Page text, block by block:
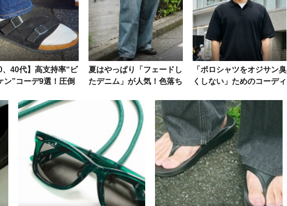
、40代】高支持率“ビ
ン”コーデ9選！圧倒
ン級の男たち
夏はやっぱり「フェードし
たデニム」が人気！色落ち
たちの愛用品を拝見
「ポロシャツをオジサン臭
くしない」ためのコーディ
ップで